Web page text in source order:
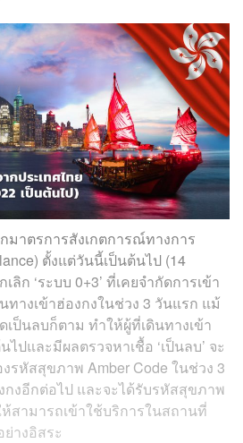
มาตรการสังเกตการณ์ทางการ
ตั้งแต่วันนี้เป็นต้นไป (14
ก ‘ระบบ 0+3’ ที่เคยจำกัดการเข้า
ทางเข้าฮ่องกงในช่วง 3 วันแรก แม้
ป็นลบก็ตาม ทำให้ผู้ที่เดินทางเข้า
ปและมีผลตรวจหาเชื้อ ‘เป็นลบ’ จะ
รหัสสุขภาพ Amber Code ในช่วง 3
กงอีกต่อไป และจะได้รับรหัสสุขภาพ
สามารถเข้าใช้บริการในสถานที่
ย่างอิสระ